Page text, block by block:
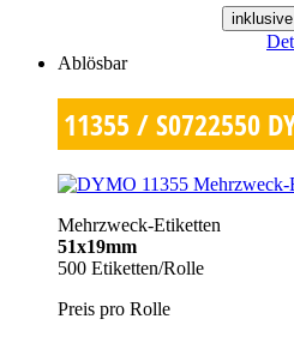
Ablösbar
11355 / S0722550
Mehrzweck-Etiketten
51x19mm
500 Etiketten/Rolle
Preis pro Rolle